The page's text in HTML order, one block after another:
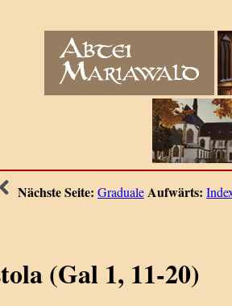
Nächste Seite: GradualeAufwärts:
(Gal 1, 11-20)